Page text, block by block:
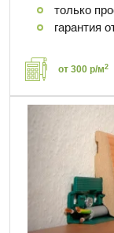
только
гарантия
от 300 р/м2